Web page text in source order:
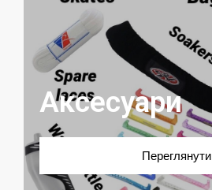
Аксесуари
Переглянути